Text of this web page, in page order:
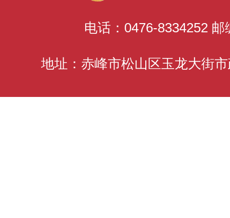
电话：0476-8334252 邮
地址：赤峰市松山区玉龙大街